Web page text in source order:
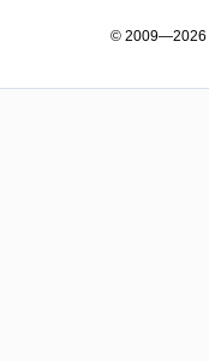
© 2009—2026